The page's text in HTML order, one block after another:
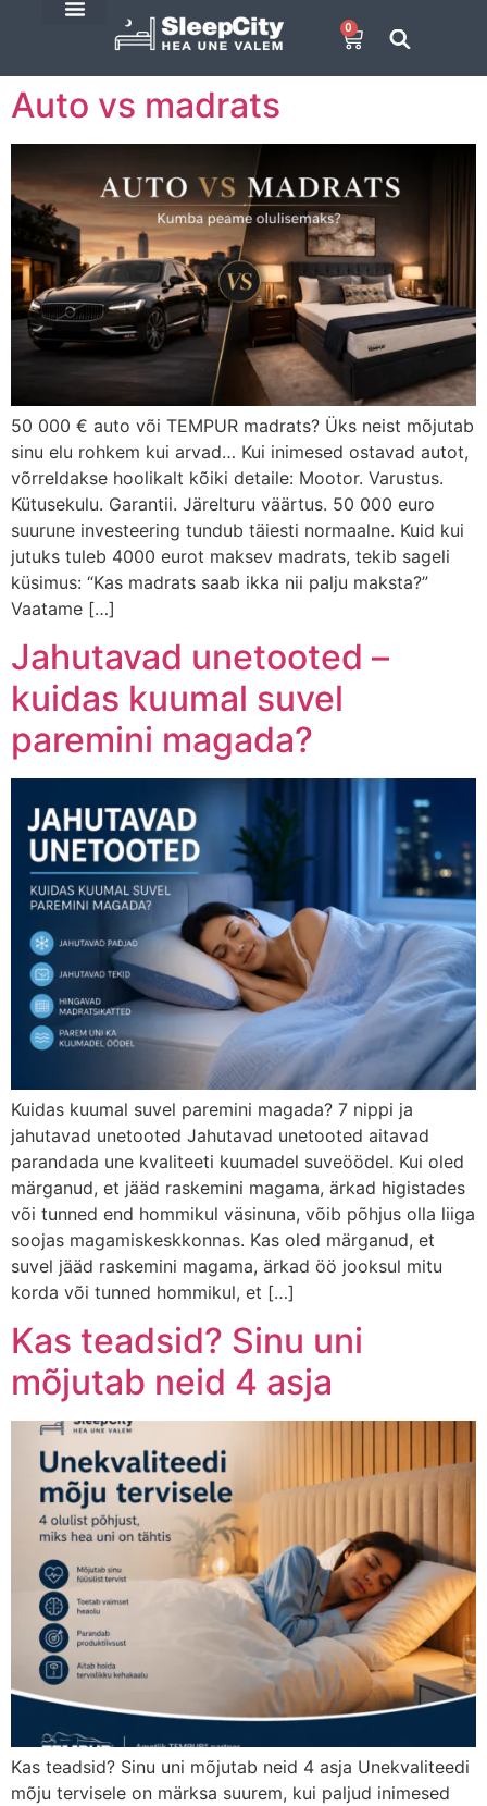
0
Auto vs madrats
50 000 € auto või TEMPUR madrats? Üks neist mõjutab
sinu elu rohkem kui arvad… Kui inimesed ostavad autot,
võrreldakse hoolikalt kõiki detaile: Mootor. Varustus.
Kütusekulu. Garantii. Järelturu väärtus. 50 000 euro
suurune investeering tundub täiesti normaalne. Kuid kui
jutuks tuleb 4000 eurot maksev madrats, tekib sageli
küsimus: “Kas madrats saab ikka nii palju maksta?”
Vaatame […]
Jahutavad unetooted –
kuidas kuumal suvel
paremini magada?
Kuidas kuumal suvel paremini magada? 7 nippi ja
jahutavad unetooted Jahutavad unetooted aitavad
parandada une kvaliteeti kuumadel suveöödel. Kui oled
märganud, et jääd raskemini magama, ärkad higistades
või tunned end hommikul väsinuna, võib põhjus olla liiga
soojas magamiskeskkonnas. Kas oled märganud, et
suvel jääd raskemini magama, ärkad öö jooksul mitu
korda või tunned hommikul, et […]
Kas teadsid? Sinu uni
mõjutab neid 4 asja
Kas teadsid? Sinu uni mõjutab neid 4 asja Unekvaliteedi
mõju tervisele on märksa suurem, kui paljud inimesed